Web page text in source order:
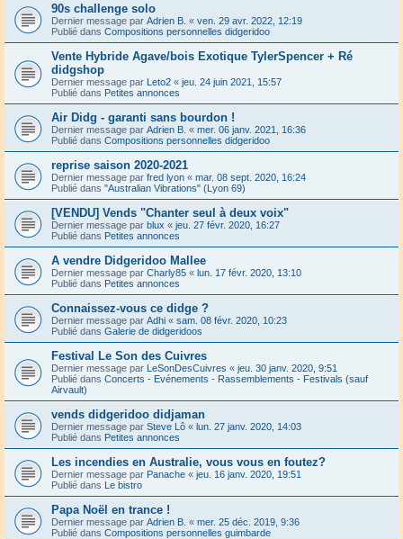
90s challenge solo
Dernier message par Adrien B. « ven. 29 avr. 2022, 12:19
Publié dans Compositions personnelles didgeridoo
Vente Hybride Agave/bois Exotique TylerSpencer + Ré
didgshop
Dernier message par Leto2 « jeu. 24 juin 2021, 15:57
Publié dans Petites annonces
Air Didg - garanti sans bourdon !
Dernier message par Adrien B. « mer. 06 janv. 2021, 16:36
Publié dans Compositions personnelles didgeridoo
reprise saison 2020-2021
Dernier message par fred lyon « mar. 08 sept. 2020, 16:24
Publié dans "Australian Vibrations" (Lyon 69)
[VENDU] Vends "Chanter seul à deux voix"
Dernier message par blux « jeu. 27 févr. 2020, 16:27
Publié dans Petites annonces
A vendre Didgeridoo Mallee
Dernier message par Charly85 « lun. 17 févr. 2020, 13:10
Publié dans Petites annonces
Connaissez-vous ce didge ?
Dernier message par Adhi « sam. 08 févr. 2020, 10:23
Publié dans Galerie de didgeridoos
Festival Le Son des Cuivres
Dernier message par LeSonDesCuivres « jeu. 30 janv. 2020, 9:51
Publié dans Concerts - Evénements - Rassemblements - Festivals (sauf
Airvault)
vends didgeridoo didjaman
Dernier message par Steve Lô « lun. 27 janv. 2020, 14:03
Publié dans Petites annonces
Les incendies en Australie, vous vous en foutez?
Dernier message par Panache « jeu. 16 janv. 2020, 19:51
Publié dans Le bistro
Papa Noël en trance !
Dernier message par Adrien B. « mer. 25 déc. 2019, 9:36
Publié dans Compositions personnelles guimbarde